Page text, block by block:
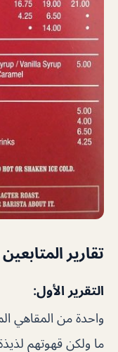
تقارير
التقرير الأول:
واحدة من المقاهي
ما ولكن قهوتهم